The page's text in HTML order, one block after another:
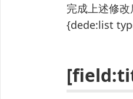
完成上述修
{dede:list